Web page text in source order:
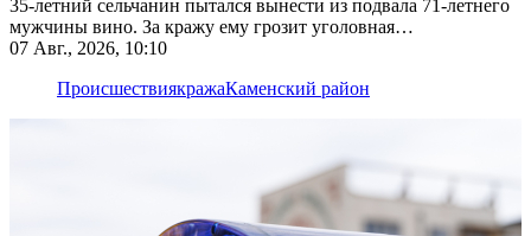
35-летний сельчанин пытался вынести из подвала 71-летнего
мужчины вино. За кражу ему грозит уголовная
ответственность
07 Авг., 2026, 10:10
ПроисшествиякражаКаменский район